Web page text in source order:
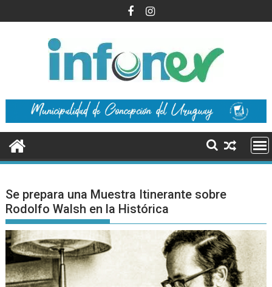
al
Se prepara una Muestra Itinerante sobre
Rodolfo Walsh en la Histórica